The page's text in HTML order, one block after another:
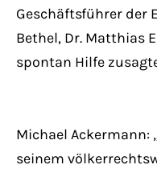
Geschäftsführer der
Bethel, Dr. Matthias
spontan Hilfe
Michael Ackermann:
seinem